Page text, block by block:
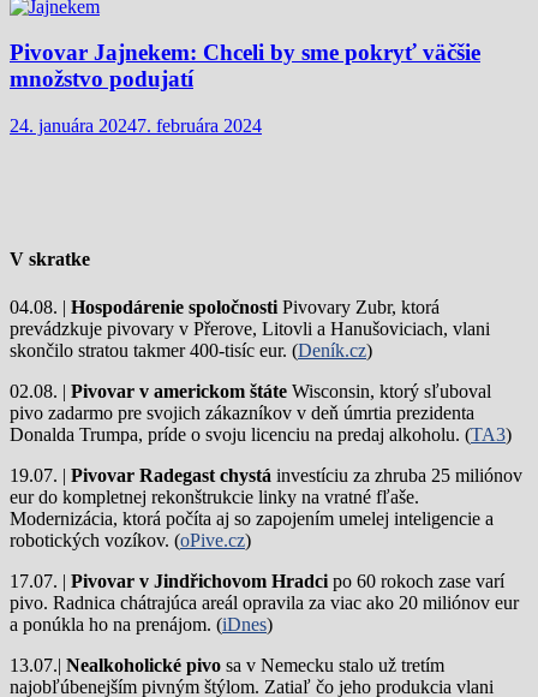
Pivovar Jajnekem: Chceli by sme pokryť väčšie
množstvo podujatí
24. januára 20247. februára 2024
V skratke
04.08. | Hospodárenie spoločnosti Pivovary Zubr, ktorá
prevádzkuje pivovary v Přerove, Litovli a Hanušoviciach, vlani
skončilo stratou takmer 400-tisíc eur. (Deník.cz)
02.08. | Pivovar v americkom štáte Wisconsin, ktorý sľuboval
pivo zadarmo pre svojich zákazníkov v deň úmrtia prezidenta
Donalda Trumpa, príde o svoju licenciu na predaj alkoholu. (TA3)
19.07. | Pivovar Radegast chystá investíciu za zhruba 25 miliónov
eur do kompletnej rekonštrukcie linky na vratné fľaše.
Modernizácia, ktorá počíta aj so zapojením umelej inteligencie a
robotických vozíkov. (oPive.cz)
17.07. | Pivovar v Jindřichovom Hradci po 60 rokoch zase varí
pivo. Radnica chátrajúca areál opravila za viac ako 20 miliónov eur
a ponúkla ho na prenájom. (iDnes)
13.07.| Nealkoholické pivo sa v Nemecku stalo už tretím
najobľúbenejším pivným štýlom. Zatiaľ čo jeho produkcia vlani